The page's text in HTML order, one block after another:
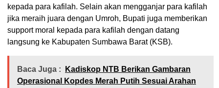
kepada para kafilah. Selain akan mengganjar para kafilah
jika meraih juara dengan Umroh, Bupati juga memberikan
support moral kepada para kafilah dengan datang
langsung ke Kabupaten Sumbawa Barat (KSB).
Baca Juga :
Kadiskop NTB Berikan Gambaran
Operasional Kopdes Merah Putih Sesuai Arahan